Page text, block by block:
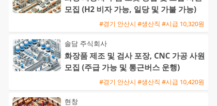
모집 (H2 비자 가능, 일당 및 가불 가능)
#경기 안산시 #생산직 #시급 10,320원
솔담 주식회사
화장품 제조 및 검사 포장, CNC 가공 사원
모집 (주급 가능 및 통근버스 운행)
#경기 안산시 #생산직 #시급 10,420원
현창